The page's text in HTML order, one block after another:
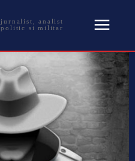
jurnalist, analist
politic si militar